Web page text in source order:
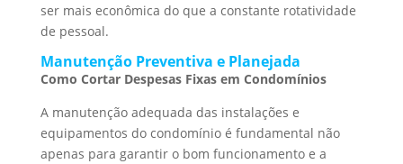
ser mais econômica do que a constante rotatividade
de pessoal.
Manutenção Preventiva e Planejada
Como Cortar Despesas Fixas em Condomínios
A manutenção adequada das instalações e
equipamentos do condomínio é fundamental não
apenas para garantir o bom funcionamento e a